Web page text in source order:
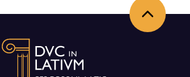
Torna in alto